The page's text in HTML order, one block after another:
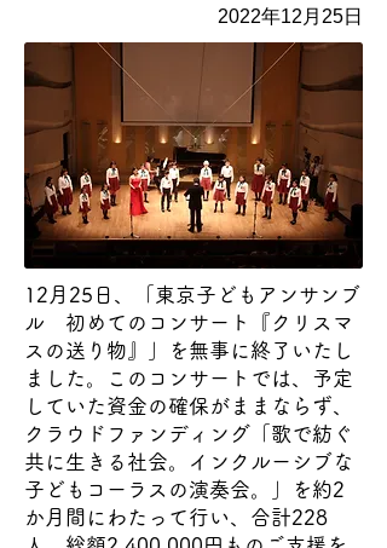
2022年12月25日
12月25日、「東京子どもアンサンブ
ル 初めてのコンサート『クリスマ
スの送り物』」を無事に終了いたし
ました。このコンサートでは、予定
していた資金の確保がままならず、
クラウドファンディング「歌で紡ぐ
共に生きる社会。インクルーシブな
子どもコーラスの演奏会。」を約2
か月間にわたって行い、合計228